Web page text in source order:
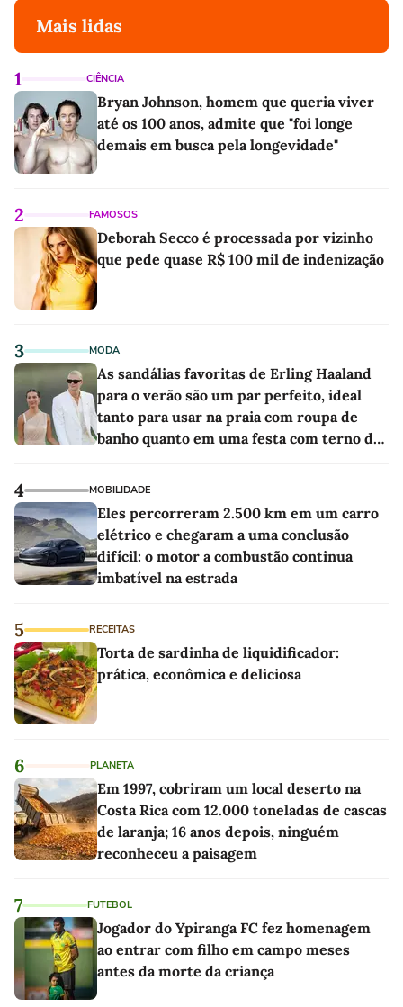
Mais lidas
1 CIÊNCIA
Bryan Johnson, homem que queria viver
até os 100 anos, admite que "foi longe
demais em busca pela longevidade"
2 FAMOSOS
Deborah Secco é processada por vizinho
que pede quase R$ 100 mil de indenização
3 MODA
As sandálias favoritas de Erling Haaland
para o verão são um par perfeito, ideal
tanto para usar na praia com roupa de
banho quanto em uma festa com terno de
4 MOBILIDADE
Eles percorreram 2.500 km em um carro
elétrico e chegaram a uma conclusão
difícil: o motor a combustão continua
imbatível na estrada
5 RECEITAS
Torta de sardinha de liquidificador:
prática, econômica e deliciosa
6 PLANETA
Em 1997, cobriram um local deserto na
Costa Rica com 12.000 toneladas de cascas
de laranja; 16 anos depois, ninguém
reconheceu a paisagem
7 FUTEBOL
Jogador do Ypiranga FC fez homenagem
ao entrar com filho em campo meses
antes da morte da criança